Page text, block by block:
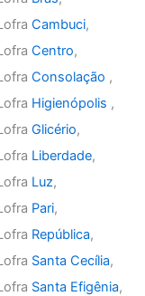
Cambuci,
Centro,
Consolação ,
Higienópolis ,
Glicério,
Liberdade,
Luz,
Pari,
República,
Santa Cecília,
Santa Efigênia,